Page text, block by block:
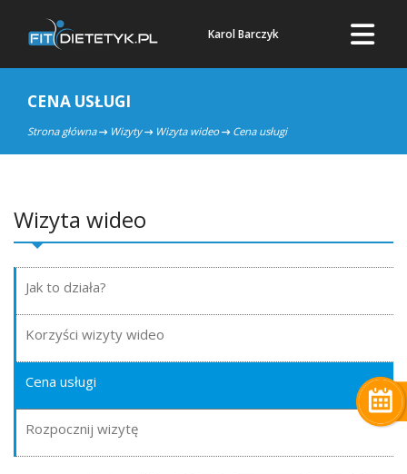
Karol Barczyk
CENA USŁUGI
Strona główna Wizyty Wizyta wideo Cena usługi
Wizyta wideo
Jak to działa?
Korzyści wizyty wideo
Cena usługi
Rozpocznij wizytę